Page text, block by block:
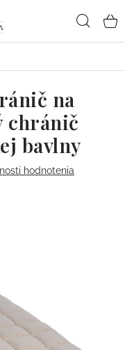
na
chránič
bavlny
hodnotenia